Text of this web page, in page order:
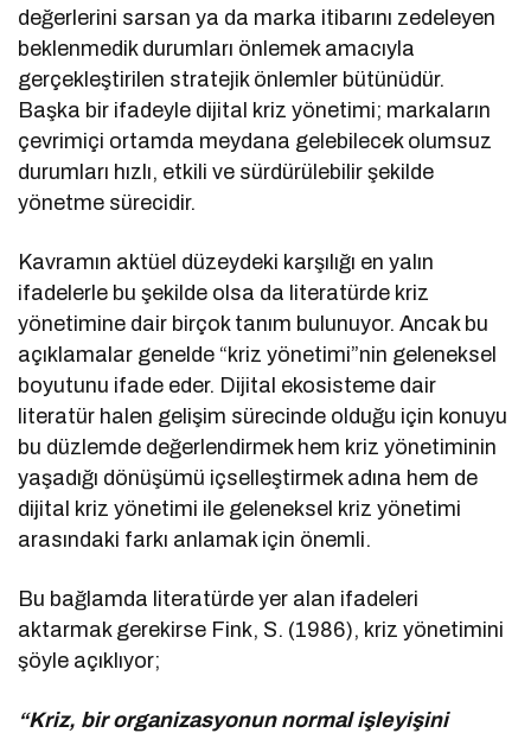
değerlerini sarsan ya da marka itibarını zedeleyen
beklenmedik durumları önlemek amacıyla
gerçekleştirilen stratejik önlemler bütünüdür.
Başka bir ifadeyle dijital kriz yönetimi; markaların
çevrimiçi ortamda meydana gelebilecek olumsuz
durumları hızlı, etkili ve sürdürülebilir şekilde
yönetme sürecidir.
Kavramın aktüel düzeydeki karşılığı en yalın
ifadelerle bu şekilde olsa da literatürde kriz
yönetimine dair birçok tanım bulunuyor. Ancak bu
açıklamalar genelde “kriz yönetimi”nin geleneksel
boyutunu ifade eder. Dijital ekosisteme dair
literatür halen gelişim sürecinde olduğu için konuyu
bu düzlemde değerlendirmek hem kriz yönetiminin
yaşadığı dönüşümü içselleştirmek adına hem de
dijital kriz yönetimi ile geleneksel kriz yönetimi
arasındaki farkı anlamak için önemli.
Bu bağlamda literatürde yer alan ifadeleri
aktarmak gerekirse Fink, S. (1986), kriz yönetimini
şöyle açıklıyor;
“Kriz, bir organizasyonun normal işleyişini